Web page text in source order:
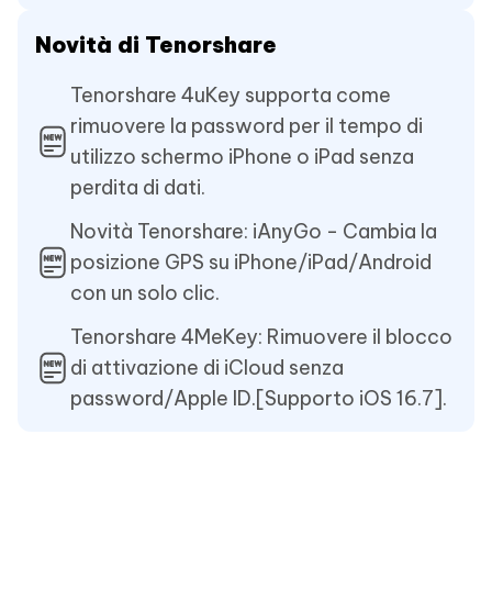
Novità di Tenorshare
Tenorshare 4uKey supporta come
rimuovere la password per il tempo di
utilizzo schermo iPhone o iPad senza
perdita di dati.
Novità Tenorshare: iAnyGo - Cambia la
posizione GPS su iPhone/iPad/Android
con un solo clic.
Tenorshare 4MeKey: Rimuovere il blocco
di attivazione di iCloud senza
password/Apple ID.[Supporto iOS 16.7].